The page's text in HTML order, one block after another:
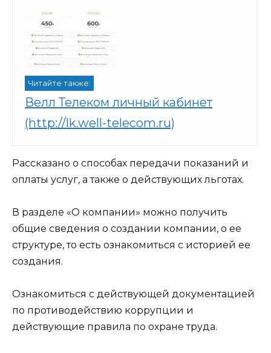
Читайте также:
Велл Телеком личный кабинет
(http://lk.well-telecom.ru)
Рассказано о способах передачи показаний и
оплаты услуг, а также о действующих льготах.
В разделе «О компании» можно получить
общие сведения о создании компании, о ее
структуре, то есть ознакомиться с историей ее
создания.
Ознакомиться с действующей документацией
по противодействию коррупции и
действующие правила по охране труда.